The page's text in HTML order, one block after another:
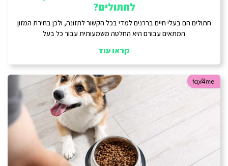
לחתולים?
חתולים הם בעלי חיים בררנים למדי בכל הקשור לתזונה, ולכן בחירת המזון
המתאים עבורם היא החלטה משמעותית עבור כל בעל
קראו עוד